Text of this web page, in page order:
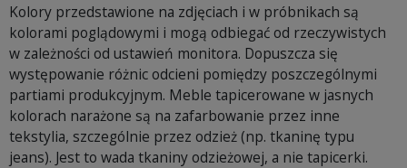
Kolory przedstawione na zdjęciach i w próbnikach są
kolorami poglądowymi i mogą odbiegać od rzeczywistych
w zależności od ustawień monitora. Dopuszcza się
występowanie różnic odcieni pomiędzy poszczególnymi
partiami produkcyjnym. Meble tapicerowane w jasnych
kolorach narażone są na zafarbowanie przez inne
tekstylia, szczególnie przez odzież (np. tkaninę typu
jeans). Jest to wada tkaniny odzieżowej, a nie tapicerki.